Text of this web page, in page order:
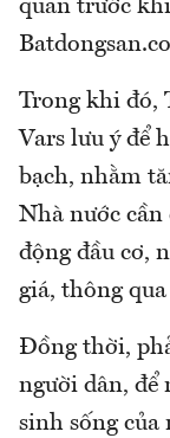
quan trước
Trong khi đó,
Vars lưu ý để
bạch, nhằm
Nhà nước cần
động đầu cơ,
giá, thông
Đồng thời,
người dân, để
sinh sống